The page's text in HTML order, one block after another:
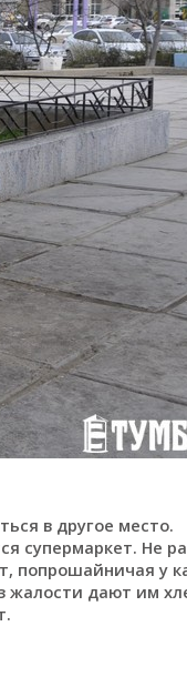
в другое место.
супермаркет. Не
попрошайничая у
жалости дают им